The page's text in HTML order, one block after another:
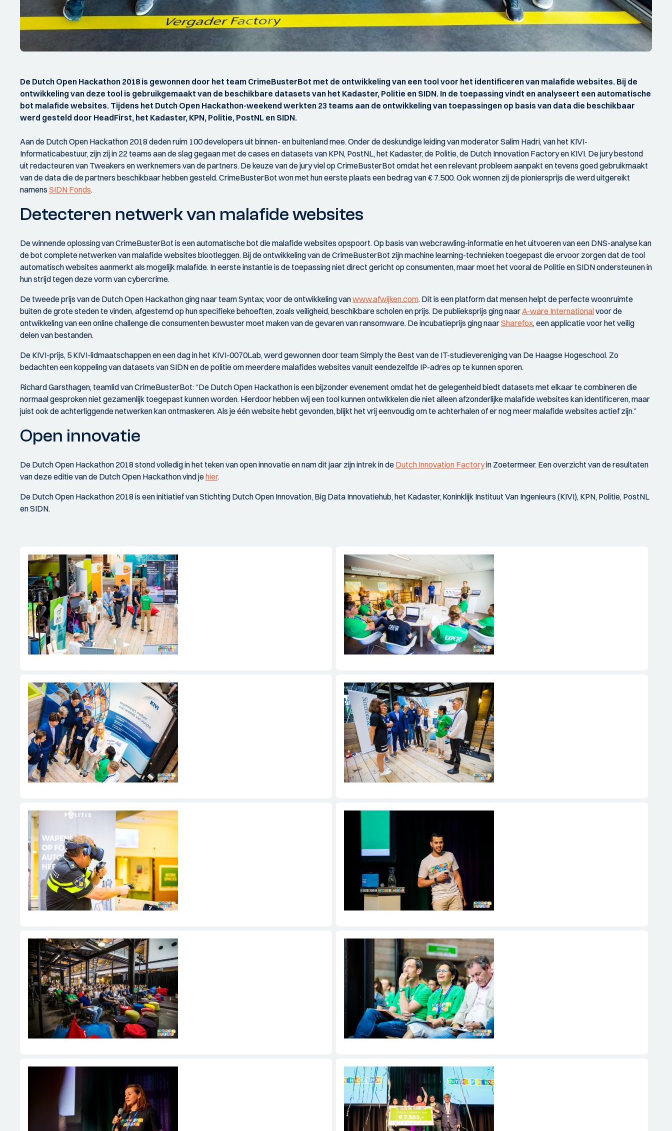
De Dutch Open Hackathon 2018 is gewonnen door het team CrimeBusterBot met de ontwikkeling van een tool voor het identificeren van malafide websites. Bij de
ontwikkeling van deze tool is gebruikgemaakt van de beschikbare datasets van het Kadaster, Politie en SIDN. In de toepassing vindt en analyseert een automatische
bot malafide websites. Tijdens het Dutch Open Hackathon-weekend werkten 23 teams aan de ontwikkeling van toepassingen op basis van data die beschikbaar
werd gesteld door HeadFirst, het Kadaster, KPN, Politie, PostNL en SIDN.
Aan de Dutch Open Hackathon 2018 deden ruim 100 developers uit binnen- en buitenland mee. Onder de deskundige leiding van moderator Salim Hadri, van het KIVI-
Informaticabestuur, zijn zij in 22 teams aan de slag gegaan met de cases en datasets van KPN, PostNL, het Kadaster, de Politie, de Dutch Innovation Factory en KIVI. De jury bestond
uit redacteuren van Tweakers en werknemers van de partners. De keuze van de jury viel op CrimeBusterBot omdat het een relevant probleem aanpakt en tevens goed gebruikmaakt
van de data die de partners beschikbaar hebben gesteld. CrimeBusterBot won met hun eerste plaats een bedrag van € 7.500. Ook wonnen zij de pioniersprijs die werd uitgereikt
namens SIDN Fonds.
Detecteren netwerk van malafide websites
De winnende oplossing van CrimeBusterBot is een automatische bot die malafide websites opspoort. Op basis van webcrawling-informatie en het uitvoeren van een DNS-analyse kan
de bot complete netwerken van malafide websites blootleggen. Bij de ontwikkeling van de CrimeBusterBot zijn machine learning-technieken toegepast die ervoor zorgen dat de tool
automatisch websites aanmerkt als mogelijk malafide. In eerste instantie is de toepassing niet direct gericht op consumenten, maar moet het vooral de Politie en SIDN ondersteunen in
hun strijd tegen deze vorm van cybercrime.
De tweede prijs van de Dutch Open Hackathon ging naar team Syntax; voor de ontwikkeling vanwww.afwijken.com. Dit is een platform dat mensen helpt de perfecte woonruimte
buiten de grote steden te vinden, afgestemd op hun specifieke behoeften, zoals veiligheid, beschikbare scholen en prijs. De publieksprijs ging naarA-ware Internationalvoor de
ontwikkeling van een online challenge die consumenten bewuster moet maken van de gevaren van ransomware. De incubatieprijs ging naarSharefox, een applicatie voor het veilig
delen van bestanden.
De KIVI-prijs, 5 KIVI-lidmaatschappen en een dag in het KIVI-0070Lab, werd gewonnen door team Simply the Best van de IT-studievereniging van De Haagse Hogeschool. Zo
bedachten een koppeling van datasets van SIDN en de politie om meerdere malafides websites vanuit eendezelfde IP-adres op te kunnen sporen.
Richard Garsthagen, teamlid van CrimeBusterBot: “De Dutch Open Hackathon is een bijzonder evenement omdat het de gelegenheid biedt datasets met elkaar te combineren die
normaal gesproken niet gezamenlijk toegepast kunnen worden. Hierdoor hebben wij een tool kunnen ontwikkelen die niet alleen afzonderlijke malafide websites kan identificeren, maar
juist ook de achterliggende netwerken kan ontmaskeren. Als je één website hebt gevonden, blijkt het vrij eenvoudig om te achterhalen of er nog meer malafide websites actief zijn.”
Open innovatie
De Dutch Open Hackathon 2018 stond volledig in het teken van open innovatie en nam dit jaar zijn intrek in de Dutch Innovation Factoryin Zoetermeer. Een overzicht van de resultaten
van deze editie van de Dutch Open Hackathon vind jehier.
De Dutch Open Hackathon 2018 is een initiatief van Stichting Dutch Open Innovation, Big Data Innovatiehub, het Kadaster, Koninklijk Instituut Van Ingenieurs (KIVI), KPN, Politie, PostNL
en SIDN.